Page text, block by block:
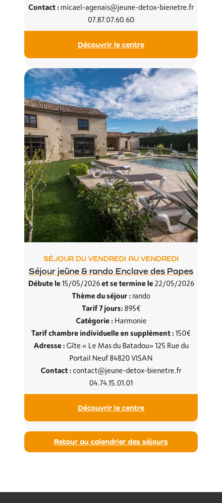
Contact : micael-agenais@jeune-detox-bienetre.fr
07.87.07.60.60
Découvrir le centre
SÉJOUR DU VENDREDI AU VENDREDI
Séjour jeûne & rando Enclave des Papes
Débute le15/05/2026et se termine le22/05/2026
Thème du séjour : rando
Tarif 7 jours:895€
Catégorie :Harmonie
Tarif chambre individuelle en supplément :150€
Adresse :Gîte « Le Mas du Batadou» 125 Rue du
Portail Neuf 84820 VISAN
Contact :contact@jeune-detox-bienetre.fr
04.74.15.01.01
Découvrir le centre
Retour au calendrier des séjours